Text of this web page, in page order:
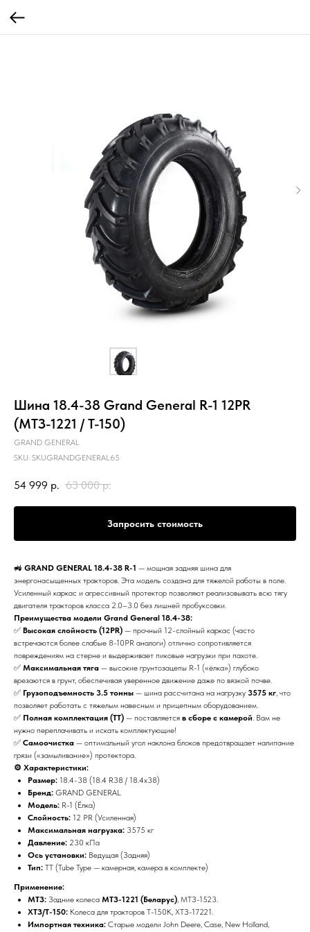
Шина 18.4-38 Grand General R-1 12PR
(МТЗ-1221 / Т-150)
GRAND GENERAL
SKU: SKUGRANDGENERAL65
54 999 р. 63 000 р.
Запросить стоимость
🚜 GRAND GENERAL 18.4-38 R-1 — мощная задняя шина для
энергонасыщенных тракторов. Эта модель создана для тяжелой работы в поле.
Усиленный каркас и агрессивный протектор позволяют реализовывать всю тягу
двигателя тракторов класса 2.0–3.0 без лишней пробуксовки.
Преимущества модели Grand General 18.4-38:
✅ Высокая слойность (12PR) — прочный 12-слойный каркас (часто
встречаются более слабые 8-10PR аналоги) отлично сопротивляется
повреждениям на стерне и выдерживает пиковые нагрузки при пахоте.
✅ Максимальная тяга — высокие грунтозацепы R-1 («ёлка») глубоко
врезаются в грунт, обеспечивая уверенное движение даже по вязкой почве.
✅ Грузоподъемность 3.5 тонны — шина рассчитана на нагрузку 3575 кг, что
позволяет работать с тяжелым навесным и прицепным оборудованием.
✅ Полная комплектация (TT) — поставляется в сборе с камерой. Вам не
нужно переплачивать и искать комплектующие!
✅ Самоочистка — оптимальный угол наклона блоков предотвращает налипание
грязи («замыливание») протектора.
⚙️ Характеристики:
Размер: 18.4-38 (18.4 R38 / 18.4x38)
Бренд: GRAND GENERAL
Модель: R-1 (Ёлка)
Слойность: 12 PR (Усиленная)
Максимальная нагрузка: 3575 кг
Давление: 230 кПа
Ось установки: Ведущая (Задняя)
Тип: TT (Tube Type — камерная, камера в комплекте)
Применение:
МТЗ: Задние колеса МТЗ-1221 (Беларус), МТЗ-1523.
ХТЗ/Т-150: Колеса для тракторов Т-150К, ХТЗ-17221.
Импортная техника: Старые модели John Deere, Case, New Holland,